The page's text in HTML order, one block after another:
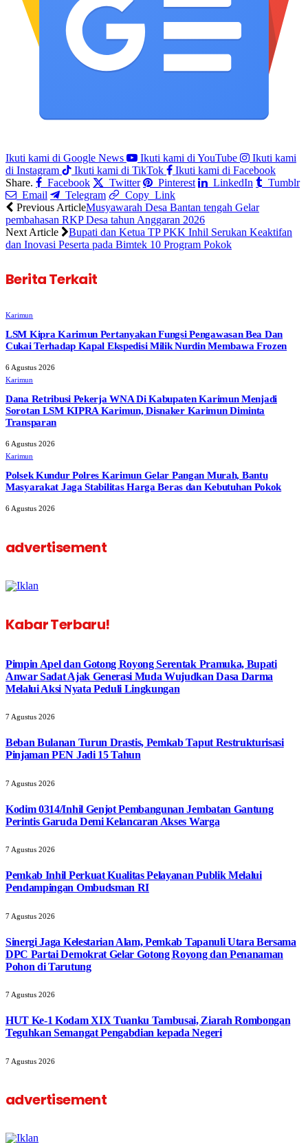
Ikuti kami di Google News Ikuti kami di YouTube
Ikuti kami
di Instagram
Ikuti kami di TikTok
Ikuti kami di Facebook
Share.
Facebook Twitter Pinterest LinkedIn
Tumblr
Email
Telegram Copy Link
Previous ArticleMusyawarah Desa Bantan tengah Gelar
pembahasan RKP Desa tahun Anggaran 2026
Next Article
Bupati dan Ketua TP PKK Inhil Serukan Keaktifan
dan Inovasi Peserta pada Bimtek 10 Program Pokok
Berita Terkait
Karimun
LSM Kipra Karimun Pertanyakan Fungsi Pengawasan Bea Dan
Cukai Terhadap Kapal Ekspedisi Milik Nurdin Membawa Frozen
6 Agustus 2026
Karimun
Dana Retribusi Pekerja WNA Di Kabupaten Karimun Menjadi
Sorotan LSM KIPRA Karimun, Disnaker Karimun Diminta
Transparan
6 Agustus 2026
Karimun
Polsek Kundur Polres Karimun Gelar Pangan Murah, Bantu
Masyarakat Jaga Stabilitas Harga Beras dan Kebutuhan Pokok
6 Agustus 2026
advertisement
Kabar Terbaru!
Pimpin Apel dan Gotong Royong Serentak Pramuka, Bupati
Anwar Sadat Ajak Generasi Muda Wujudkan Dasa Darma
Melalui Aksi Nyata Peduli Lingkungan
7 Agustus 2026
Beban Bulanan Turun Drastis, Pemkab Taput Restrukturisasi
Pinjaman PEN Jadi 15 Tahun‎
7 Agustus 2026
Kodim 0314/Inhil Genjot Pembangunan Jembatan Gantung
Perintis Garuda Demi Kelancaran Akses Warga
7 Agustus 2026
Pemkab Inhil Perkuat Kualitas Pelayanan Publik Melalui
Pendampingan Ombudsman RI
7 Agustus 2026
‎Sinergi Jaga Kelestarian Alam, Pemkab Tapanuli Utara Bersama
DPC Partai Demokrat Gelar Gotong Royong dan Penanaman
Pohon di Tarutung
7 Agustus 2026
HUT Ke-1 Kodam XIX Tuanku Tambusai, Ziarah Rombongan
Teguhkan Semangat Pengabdian kepada Negeri
7 Agustus 2026
advertisement